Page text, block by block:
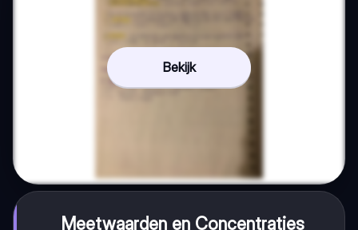
Bekijk
Meetwaarden en Concentraties